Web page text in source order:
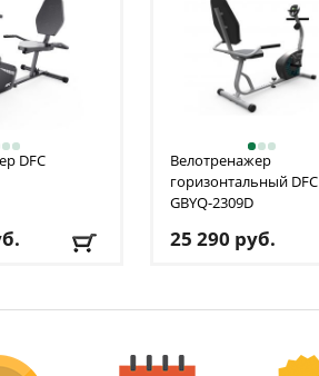
DFC
кг
Велотренажер
горизонтальный DFC
GBYQ-2309D
25 290 руб.
Макс. вес: 100 кг
Цвет